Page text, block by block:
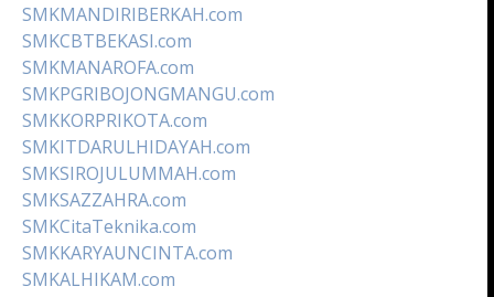
SMKMANDIRIBERKAH.com
SMKCBTBEKASI.com
SMKMANAROFA.com
SMKPGRIBOJONGMANGU.com
SMKKORPRIKOTA.com
SMKITDARULHIDAYAH.com
SMKSIROJULUMMAH.com
SMKSAZZAHRA.com
SMKCitaTeknika.com
SMKKARYAUNCINTA.com
SMKALHIKAM.com